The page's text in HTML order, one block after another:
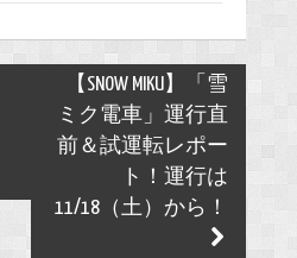
【SNOW MIKU】「雪
ミク電車」運行直
前＆試運転レポー
ト！運行は
11/18（土）から！